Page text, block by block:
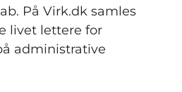
På Virk.dk samles
livet lettere for
administrative